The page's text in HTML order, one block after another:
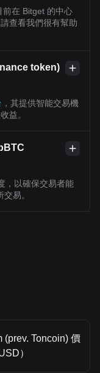
在 Bitget 的中心
查看我們很有幫助
token)
，其提供智能交易機
益。
，以確保交易者能
易。
(prev. Toncoin) 價
）